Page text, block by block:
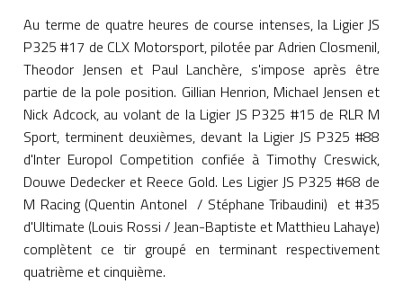
Au terme de quatre heures de course intenses, la Ligier JS
P325 #17 de CLX Motorsport, pilotée par Adrien Closmenil,
Theodor Jensen et Paul Lanchère, s'impose après être
partie de la pole position. Gillian Henrion, Michael Jensen et
Nick Adcock, au volant de la Ligier JS P325 #15 de RLR M
Sport, terminent deuxièmes, devant la Ligier JS P325 #88
d'Inter Europol Competition confiée à Timothy Creswick,
Douwe Dedecker et Reece Gold. Les Ligier JS P325 #68 de
M Racing (Quentin Antonel / Stéphane Tribaudini) et #35
d'Ultimate (Louis Rossi / Jean-Baptiste et Matthieu Lahaye)
complètent ce tir groupé en terminant respectivement
quatrième et cinquième.